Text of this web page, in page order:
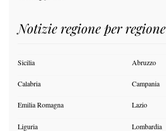
Notizie regione per regione
Sicilia Abruzzo
Calabria Campania
Emilia Romagna Lazio
Liguria Lombardia